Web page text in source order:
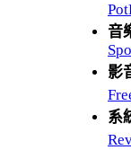
音
影
系